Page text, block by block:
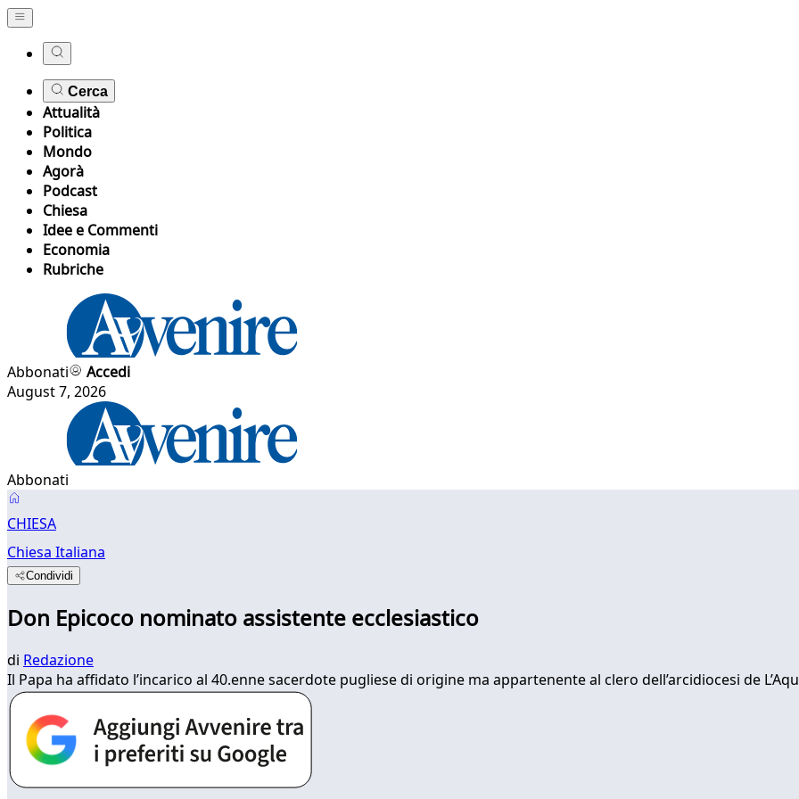
Cerca
Attualità
Politica
Mondo
Agorà
Podcast
Chiesa
Idee e Commenti
Economia
Rubriche
Abbonati
Accedi
August 7, 2026
Abbonati
CHIESA
Chiesa Italiana
Condividi
Don Epicoco nominato assistente ecclesiastico
di Redazione
Il Papa ha affidato l’incarico al 40.enne sacerdote pugliese di origine ma appartenente al clero dell’arcidiocesi de